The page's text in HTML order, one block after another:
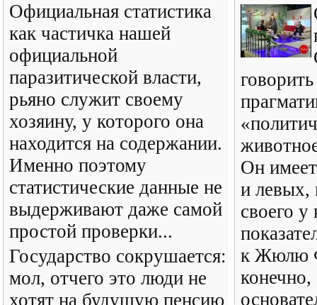
Официальная статистика
как частичка нашей
официальной
паразитической власти,
рьяно служит своему
хозяину, у которого она
находится на содержании.
Именно поэтому
статистические данные не
выдерживают даже самой
простой проверки...
Государство сокрушается:
мол, отчего это люди не
хотят на будущую пенсию
Он
и левых,
своего
к Жюлю